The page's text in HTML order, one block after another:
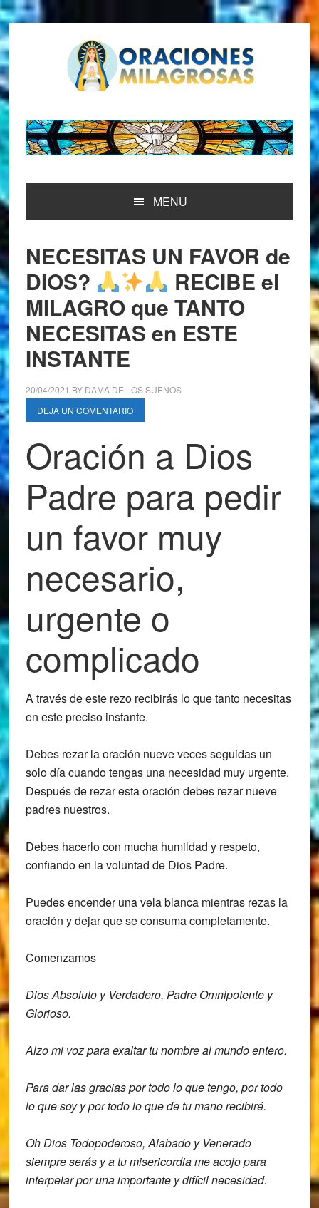
Saltar
a
la
navegación
principal
Saltar
al
contenido
principal
Saltar
a
la
barra
lateral
principal
Saltar
al
pie
de
página
MENU
NECESITAS UN FAVOR de
DIOS?
RECIBE el
MILAGRO que TANTO
NECESITAS en ESTE
INSTANTE
20/04/2021 BY DAMA DE LOS SUEÑOS
DEJA UN COMENTARIO
Oración a Dios
Padre para pedir
un favor muy
necesario,
urgente o
complicado
A través de este rezo recibirás lo que tanto necesitas
en este preciso instante.
Debes rezar la oración nueve veces seguidas un
solo día cuando tengas una necesidad muy urgente.
Después de rezar esta oración debes rezar nueve
padres nuestros.
Debes hacerlo con mucha humildad y respeto,
confiando en la voluntad de Dios Padre.
Puedes encender una vela blanca mientras rezas la
oración y dejar que se consuma completamente.
Comenzamos
Dios Absoluto y Verdadero, Padre Omnipotente y
Glorioso.
Alzo mi voz para exaltar tu nombre almundo entero.
Para dar las gracias por todo lo quetengo, por todo
lo que soyy por todo lo que de tu mano recibiré.
Oh Dios Todopoderoso,Alabado y Venerado
siempre serás y a tu misericordia me acojo para
interpelar por una importante y difícilnecesidad.